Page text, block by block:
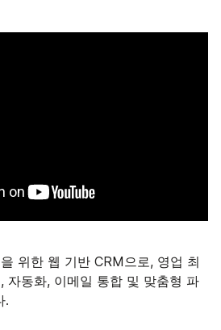
위한 웹 기반 CRM으로, 영업 최
자동화, 이메일 통합 및 맞춤형 파
.